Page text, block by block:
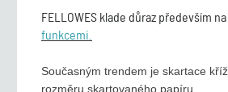
FELLOWES klade důraz především
funkcemi.
Současným trendem je skartace
rozměru skartovaného papíru.